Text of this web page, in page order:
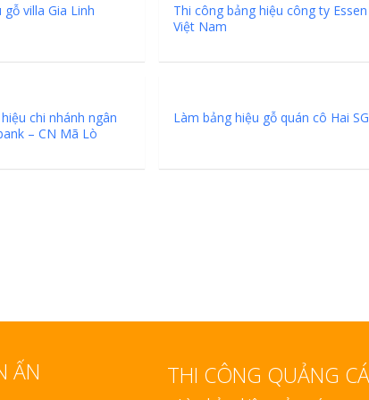
villa Gia Linh
Thi công bảng hiệu công ty Essen
Việt Nam
chi nhánh ngân
– CN Mã Lò
Làm bảng hiệu gỗ quán cô Hai SG
Bảng Hiệu Salon Tóc
Làm bảng hiệu gỗ tại